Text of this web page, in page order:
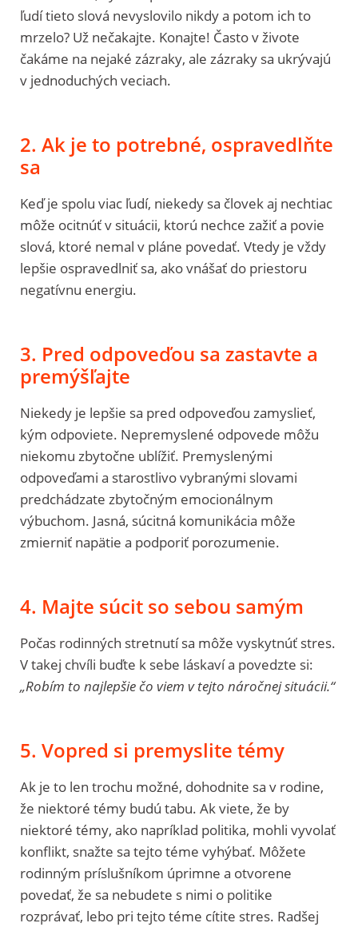
ľudí tieto slová nevyslovilo nikdy a potom ich to
mrzelo? Už nečakajte. Konajte! Často v živote
čakáme na nejaké zázraky, ale zázraky sa ukrývajú
v jednoduchých veciach.
2. Ak je to potrebné, ospravedlňte
sa
Keď je spolu viac ľudí, niekedy sa človek aj nechtiac
môže ocitnúť v situácii, ktorú nechce zažiť a povie
slová, ktoré nemal v pláne povedať. Vtedy je vždy
lepšie ospravedlniť sa, ako vnášať do priestoru
negatívnu energiu.
3. Pred odpoveďou sa zastavte a
premýšľajte
Niekedy je lepšie sa pred odpoveďou zamyslieť,
kým odpoviete. Nepremyslené odpovede môžu
niekomu zbytočne ublížiť. Premyslenými
odpoveďami a starostlivo vybranými slovami
predchádzate zbytočným emocionálnym
výbuchom. Jasná, súcitná komunikácia môže
zmierniť napätie a podporiť porozumenie.
4. Majte súcit so sebou samým
Počas rodinných stretnutí sa môže vyskytnúť stres.
V takej chvíli buďte k sebe láskaví a povedzte si:
„Robím to najlepšie čo viem v tejto náročnej situácii.“
5. Vopred si premyslite témy
Ak je to len trochu možné, dohodnite sa v rodine,
že niektoré témy budú tabu. Ak viete, že by
niektoré témy, ako napríklad politika, mohli vyvolať
konflikt, snažte sa tejto téme vyhýbať. Môžete
rodinným príslušníkom úprimne a otvorene
povedať, že sa nebudete s nimi o politike
rozprávať, lebo pri tejto téme cítite stres. Radšej